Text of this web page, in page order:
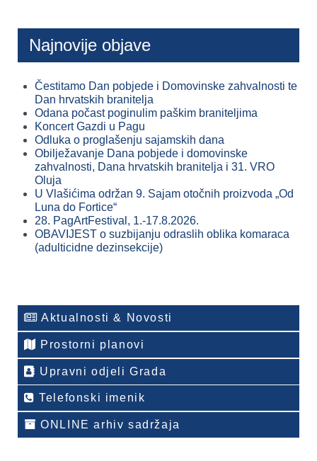
Najnovije objave
Čestitamo Dan pobjede i Domovinske zahvalnosti te
Dan hrvatskih branitelja
Odana počast poginulim paškim braniteljima
Koncert Gazdi u Pagu
Odluka o proglašenju sajamskih dana
Obilježavanje Dana pobjede i domovinske
zahvalnosti, Dana hrvatskih branitelja i 31. VRO
Oluja
U Vlašićima održan 9. Sajam otočnih proizvoda „Od
Luna do Fortice“
28. PagArtFestival, 1.-17.8.2026.
OBAVIJEST o suzbijanju odraslih oblika komaraca
(adulticidne dezinsekcije)
Aktualnosti & Novosti
Prostorni planovi
Upravni odjeli Grada
Telefonski imenik
ONLINE arhiv sadržaja